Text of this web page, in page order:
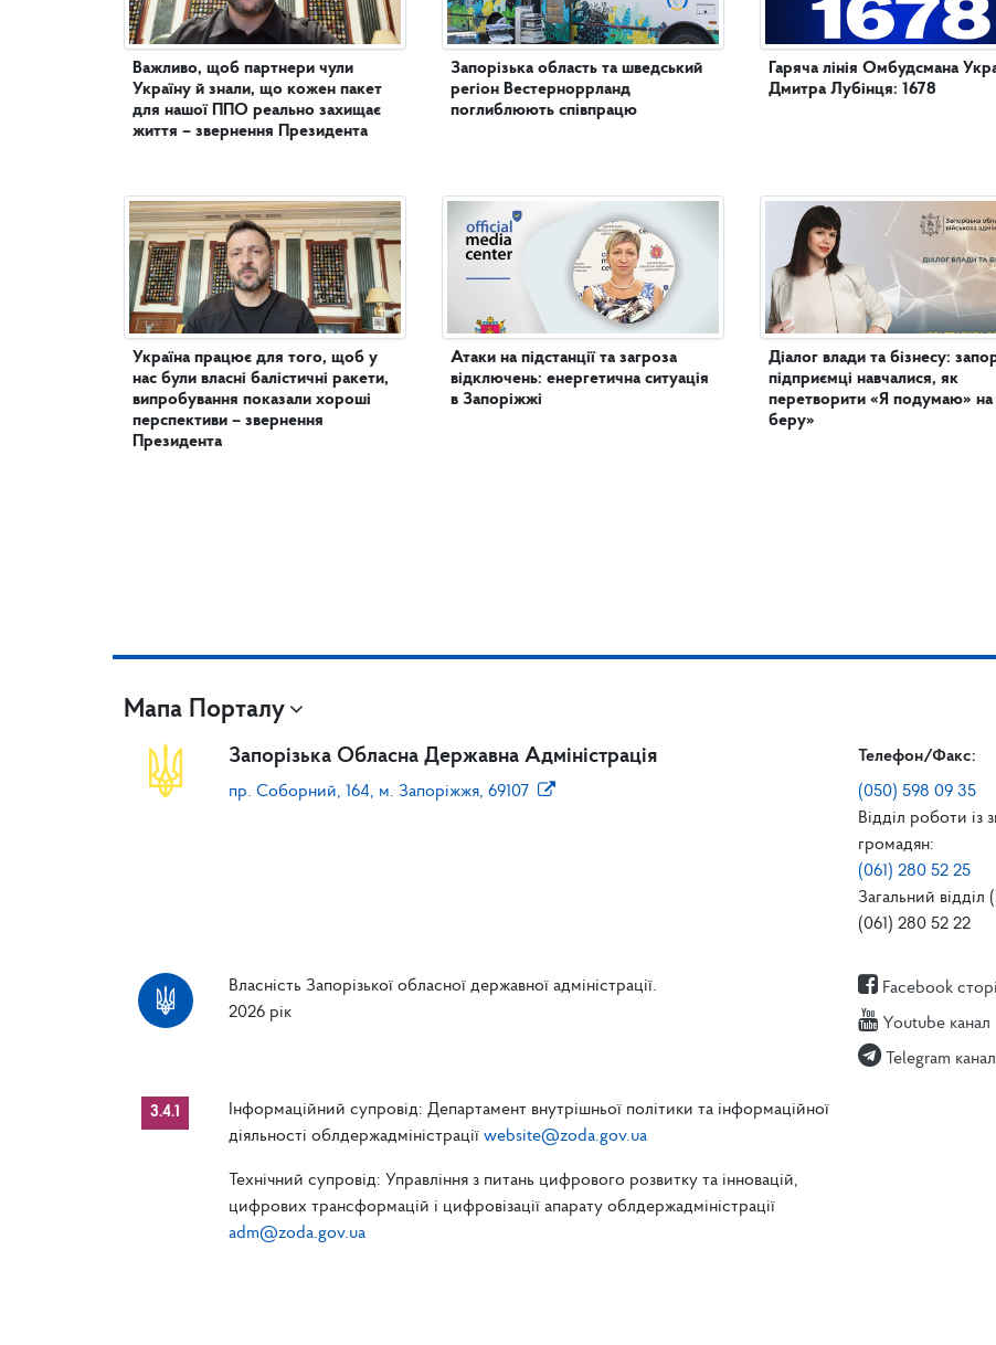
Важливо, щоб партнери чули
Україну й знали, що кожен пакет
для нашої ППО реально захищає
життя – звернення Президента
Україна працює для того, щоб у
нас були власні балістичні ракети,
випробування показали хороші
перспективи – звернення
Президента
Запорізька область та шведський
регіон Вестерноррланд
поглиблюють співпрацю
Атаки на підстанції та загроза
відключень: енергетична ситуація
в Запоріжжі
Гаряча лінія Омбудсмана
Дмитра Лубінця: 1678
Діалог влади та бізнесу:
підприємці навчалися, як
перетворити «Я подумаю» на
беру»
Мапа Порталу
Запорізька Обласна Державна Адміністрація
пр. Соборний, 164, м. Запоріжжя, 69107
Телефон/Факс:
(050) 598 09 35
Відділ роботи із
громадян:
(061) 280 52 25
Загальний відділ
(061) 280 52 22
Власність Запорізької обласної державної адміністрації.
2026 рік
Facebook
Youtube канал
Telegram канал
3.4.1
Інформаційний супровід: Департамент внутрішньої політики та інформаційної
діяльності облдержадміністрації website@zoda.gov.ua
Технічний супровід: Управління з питань цифрового розвитку та інновацій,
цифрових трансформацій і цифровізації апарату облдержадміністрації
adm@zoda.gov.ua